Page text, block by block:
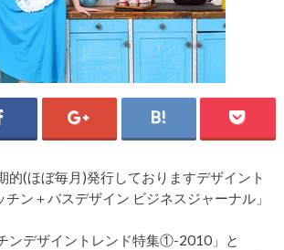
的(ほぼ毎月 )発行しておりますデザイント
チン＋バスデザイン ビジネスジャーナル」
ンデザイントレンド特集①-2010」と